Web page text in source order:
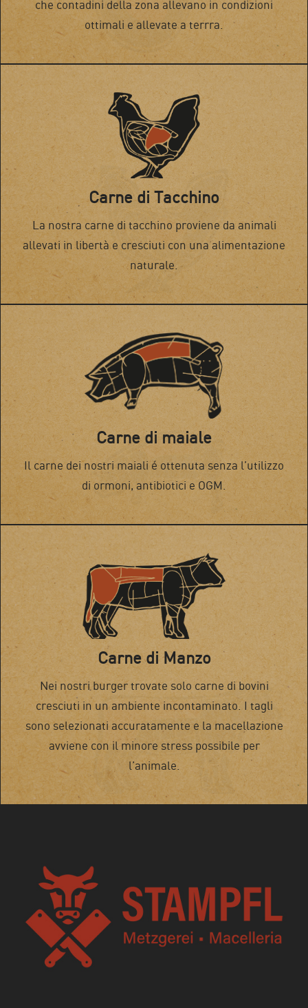
che contadini della zona allevano in condizioni
ottimali e allevate a terrra.
Carne di Tacchino
La nostra carne di tacchino proviene da animali
allevati in libertà e cresciuti con una alimentazione
naturale.
Carne di maiale
Il carne dei nostri maiali é ottenuta senza l’utilizzo
di ormoni, antibiotici e OGM.
Carne di Manzo
Nei nostri burger trovate solo carne di bovini
cresciuti in un ambiente incontaminato. I tagli
sono selezionati accuratamente e la macellazione
avviene con il minore stress possibile per
l’animale.